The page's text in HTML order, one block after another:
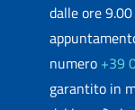
dalle ore
numero +39
garantito in